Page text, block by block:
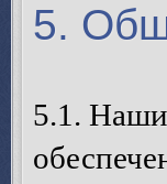
5.
5.1.